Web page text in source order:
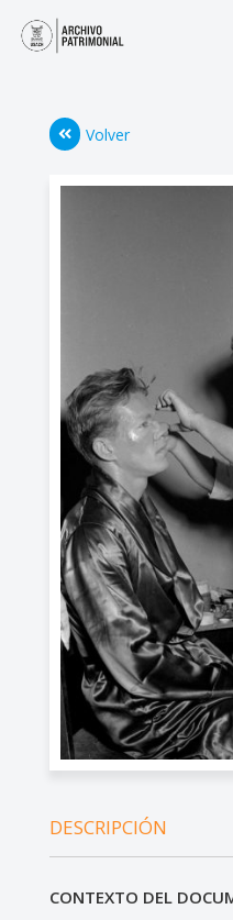
Volver
DESCRIPCIÓN
CONTEXTO DEL